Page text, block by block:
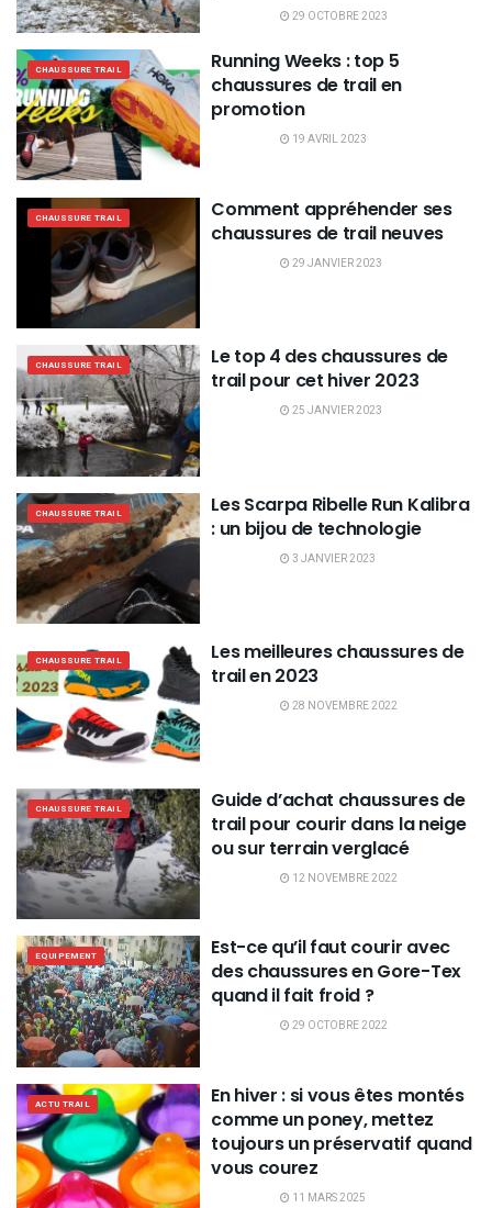
29 OCTOBRE 2023
CHAUSSURE TRAIL
Running Weeks : top 5
chaussures de trail en
promotion
19 AVRIL 2023
CHAUSSURE TRAIL
Comment appréhender ses
chaussures de trail neuves
29 JANVIER 2023
CHAUSSURE TRAIL
Le top 4 des chaussures de
trail pour cet hiver 2023
25 JANVIER 2023
CHAUSSURE TRAIL
Les Scarpa Ribelle Run Kalibra
: un bijou de technologie
3 JANVIER 2023
CHAUSSURE TRAIL
Les meilleures chaussures de
trail en 2023
28 NOVEMBRE 2022
CHAUSSURE TRAIL
Guide d’achat chaussures de
trail pour courir dans la neige
ou sur terrain verglacé
12 NOVEMBRE 2022
EQUIPEMENT
Est-ce qu’il faut courir avec
des chaussures en Gore-Tex
quand il fait froid ?
29 OCTOBRE 2022
ACTU TRAIL
En hiver : si vous êtes montés
comme un poney, mettez
toujours un préservatif quand
vous courez
11 MARS 2025